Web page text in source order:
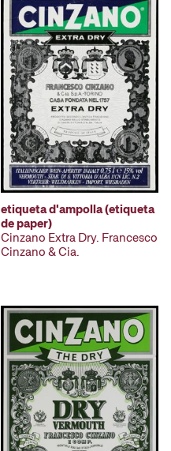
etiqueta d'ampolla (etiqueta
de paper)
Cinzano Extra Dry. Francesco
Cinzano & Cia.